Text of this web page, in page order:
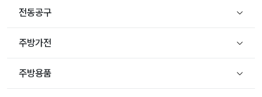
전동공구
주방가전
주방용품